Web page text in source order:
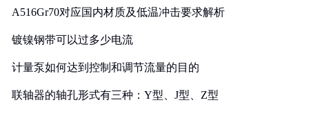
A516Gr70对应国内材质及低温冲击要求解析
镀镍钢带可以过多少电流
计量泵如何达到控制和调节流量的目的
联轴器的轴孔形式有三种：Y型、J型、Z型